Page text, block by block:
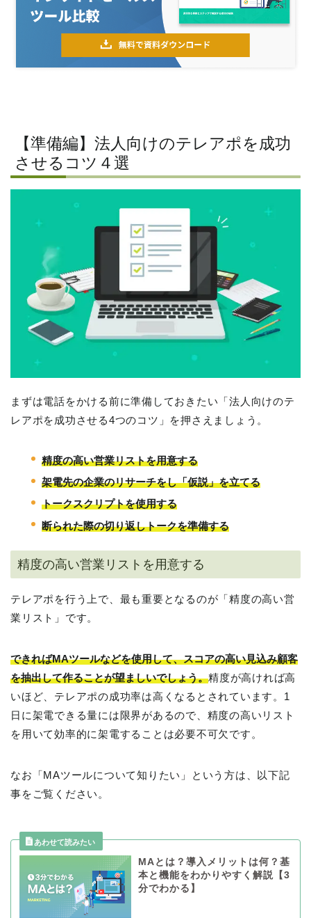
【準備編】法人向けのテレアポを成功
させるコツ４選
まずは電話をかける前に準備しておきたい「法人向けのテ
レアポを成功させる4つのコツ」を押さえましょう。
精度の高い営業リストを用意する
架電先の企業のリサーチをし「仮説」を立てる
トークスクリプトを使用する
断られた際の切り返しトークを準備する
精度の高い営業リストを用意する
テレアポを行う上で、最も重要となるのが「精度の高い営
業リスト」です。
できればMAツールなどを使用して、スコアの高い見込み顧客
を抽出して作ることが望ましいでしょう。精度が高ければ高
いほど、テレアポの成功率は高くなるとされています。1
日に架電できる量には限界があるので、精度の高いリスト
を用いて効率的に架電することは必要不可欠です。
なお「MAツールについて知りたい」という方は、以下記
事をご覧ください。
MAとは？導入メリットは何？基
本と機能をわかりやすく解説【3
分でわかる】